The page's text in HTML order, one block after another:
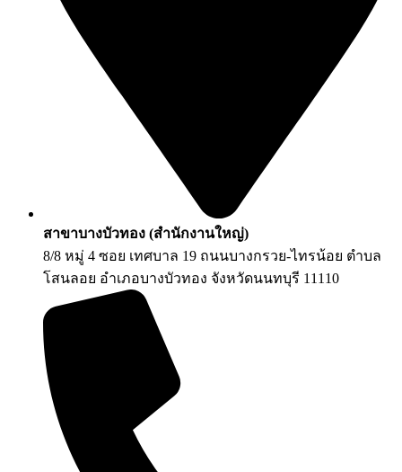
สาขาบางบัวทอง (สำนักงานใหญ่)
8/8 หมู่ 4 ซอย เทศบาล 19 ถนนบางกรวย-ไทรน้อย ตำบล
โสนลอย อำเภอบางบัวทอง จังหวัดนนทบุรี 11110